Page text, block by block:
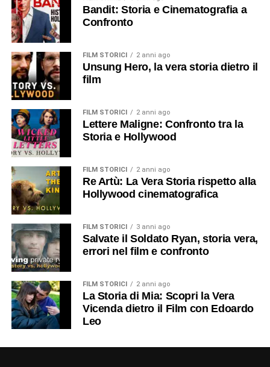
Bandit: Storia e Cinematografia a
Confronto
FILM STORICI 2 anni ago
Unsung Hero, la vera storia dietro il
film
FILM STORICI 2 anni ago
Lettere Maligne: Confronto tra la
Storia e Hollywood
FILM STORICI 2 anni ago
Re Artù: La Vera Storia rispetto alla
Hollywood cinematografica
FILM STORICI 3 anni ago
Salvate il Soldato Ryan, storia vera,
errori nel film e confronto
FILM STORICI 2 anni ago
La Storia di Mia: Scopri la Vera
Vicenda dietro il Film con Edoardo
Leo